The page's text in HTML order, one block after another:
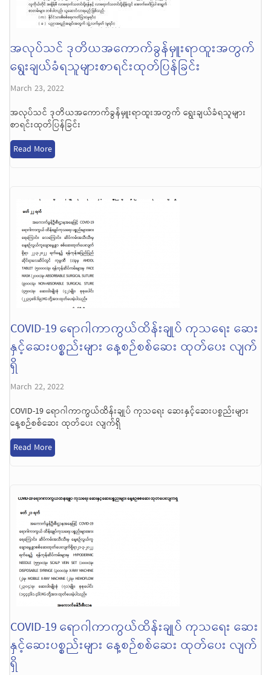
အလုပ်သင် ဒုတိယအကောက်ခွန်မှူးရာထူးအတွက်
ရွေးချယ်ခံရသူများစာရင်းထုတ်ပြန်ခြင်း
March 23, 2022
အလုပ်သင် ဒုတိယအကောက်ခွန်မှူးရာထူးအတွက် ရွေးချယ်ခံရသူများ
စာရင်းထုတ်ပြန်ခြင်း
Read More
COVID-19 ရောဂါကာကွယ်ထိန်းချုပ် ကုသရေး ဆေး
နှင့်ဆေးပစ္စည်းများ နေ့စဉ်စစ်ဆေး ထုတ်ပေး လျက်
ရှိ
March 22, 2022
COVID-19 ရောဂါကာကွယ်ထိန်းချုပ် ကုသရေး ဆေးနှင့်ဆေးပစ္စည်းများ
နေ့စဉ်စစ်ဆေး ထုတ်ပေး လျက်ရှိ
Read More
COVID-19 ရောဂါကာကွယ်ထိန်းချုပ် ကုသရေး ဆေး
နှင့်ဆေးပစ္စည်းများ နေ့စဉ်စစ်ဆေး ထုတ်ပေး လျက်
ရှိ